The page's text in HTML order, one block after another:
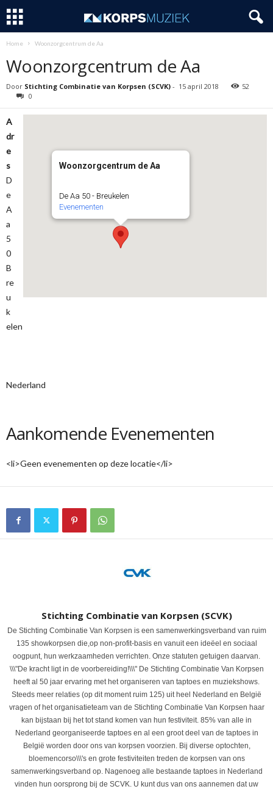
Home Woonzorgcentrum de Aa
Woonzorgcentrum de Aa
Door Stichting Combinatie van Korpsen (SCVK) - 15 april 2018
52
0
Woonzorgcentrum de Aa
De Aa 50 - Breukelen
Evenementen
A
dr
e
s
D
e
A
a
5
0
B
re
u
k
elen
Nederland
Aankomende Evenementen
<li>Geen evenementen op deze locatie</li>
Stichting Combinatie van Korpsen (SCVK)
De Stichting Combinatie Van Korpsen is een samenwerkingsverband van ruim
135 showkorpsen die,op non-profit-basis en vanuit een ideëel en sociaal
oogpunt, hun werkzaamheden verrichten. Onze statuten getuigen daarvan.
\\\"De kracht ligt in de voorbereiding!\\\" De Stichting Combinatie Van Korpsen
heeft al 50 jaar ervaring met het organiseren van taptoes en muziekshows.
Steeds meer relaties (op dit moment ruim 125) uit heel Nederland en België
vragen of het organisatieteam van de Stichting Combinatie Van Korpsen haar
kan bijstaan bij het tot stand komen van hun festiviteit. 85% van alle in
Nederland georganiseerde taptoes en al een groot deel van de taptoes in
België worden door ons van korpsen voorzien. Bij diverse optochten,
bloemencorso\\\'s en grote festiviteiten treden de korpsen van ons
samenwerkingsverband op. Nagenoeg alle bestaande taptoes in Nederland
vinden hun oorsprong bij de SCVK. U kunt dus van ons aannemen dat uw